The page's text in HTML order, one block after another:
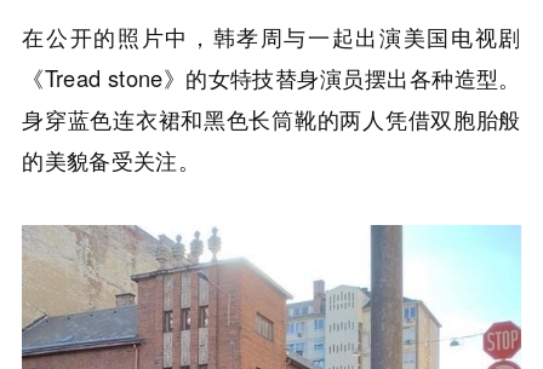
在公开的照片中，韩孝周与一起出演美国电视剧
《Tread stone》的女特技替身演员摆出各种造型。
身穿蓝色连衣裙和黑色长筒靴的两人凭借双胞胎般
的美貌备受关注。